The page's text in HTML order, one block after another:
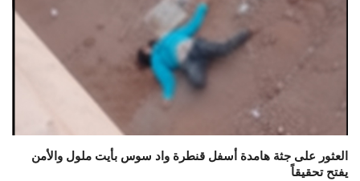
العثور على جثة هامدة أسفل قنطرة واد سوس بأيت ملول والأمن
يفتح تحقيقاً